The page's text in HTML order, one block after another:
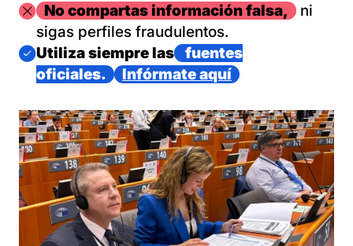
ImagenNo compartas información falsa,
ni
sigas perfiles fraudulentos.
Imagen
Utiliza siempre las
fuentes
oficiales.
Infórmate aquí